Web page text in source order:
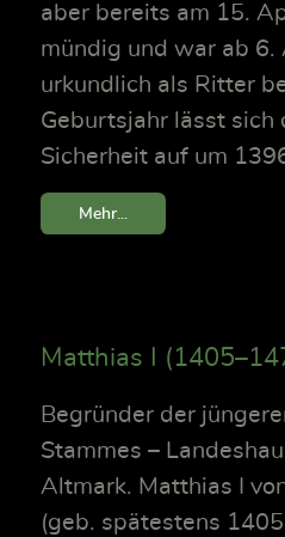
aber bereits am 15.
mündig und war ab
urkundlich als Ritter
Geburtsjahr lässt sich
Sicherheit auf um
Mehr...
Matthias I
Begründer der
Stammes –
Altmark. Matthias I
(geb. spätestens